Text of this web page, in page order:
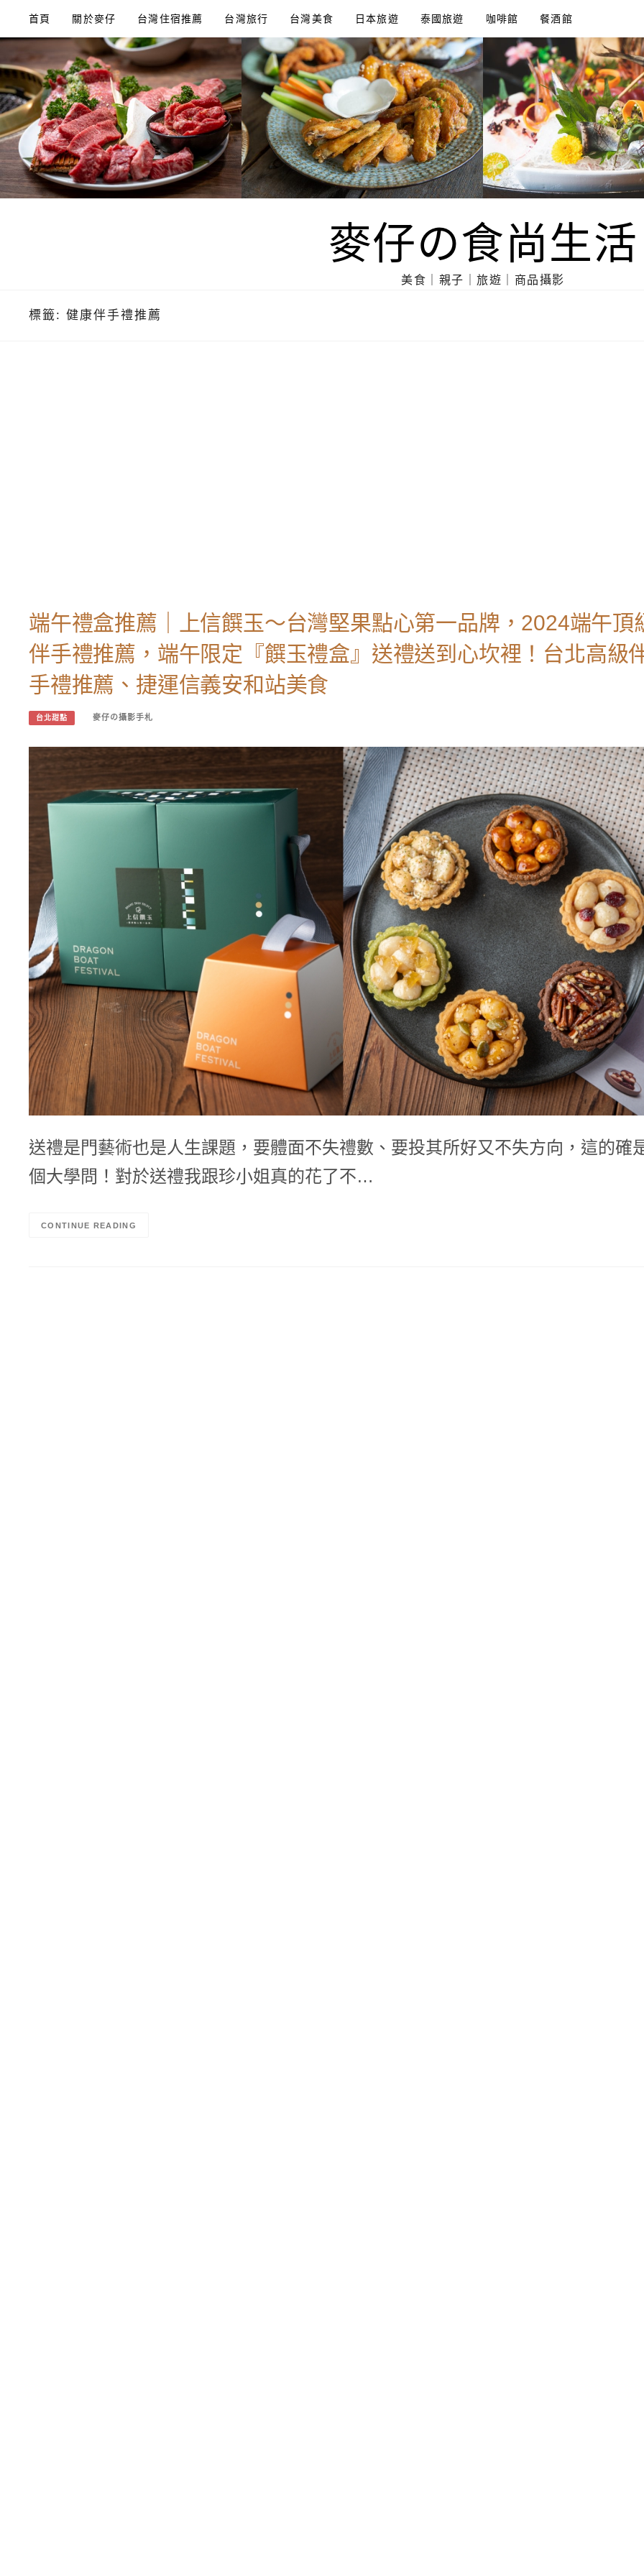
content
首頁 關於麥仔 台灣住宿推薦 台灣旅行 台灣美食 日本旅遊 泰國旅遊 咖啡館 餐酒館
麥仔の食尚生活
美食｜親子｜旅遊｜商品攝影
標籤: 健康伴手禮推薦
端午禮盒推薦｜上信饌玉～台灣堅果點心第一品牌，2024端午頂
伴手禮推薦，端午限定『饌玉禮盒』送禮送到心坎裡！台北高級
手禮推薦、捷運信義安和站美食
台北甜點 麥仔の攝影手札
送禮是門藝術也是人生課題，要體面不失禮數、要投其所好又不失方向，這的確
個大學問！對於送禮我跟珍小姐真的花了不…
CONTINUE READING